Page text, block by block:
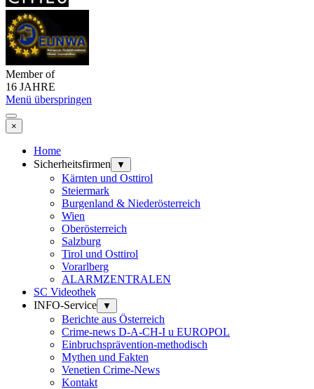
Member of
16 JAHRE
Menü überspringen
×
Home
Sicherheitsfirmen
▼
Kärnten und Osttirol
Steiermark
Burgenland & Niederösterreich
Wien
Oberösterreich
Salzburg
Tirol und Osttirol
Vorarlberg
ALARMZENTRALEN
SC Videothek
INFO-Service
▼
Berichte aus Österreich
Crime-news D-A-CH-I u EUROPOL
Einbruchsprävention-methodisch
Mythen und Fakten
Venetien Crime-News
Kontakt